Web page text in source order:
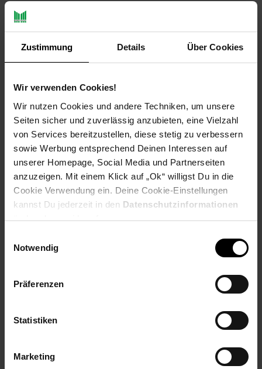
Zustimmung Details Über Cookies
Wir verwenden Cookies!
Wir nutzen Cookies und andere Techniken, um unsere
Seiten sicher und zuverlässig anzubieten, eine Vielzahl
von Services bereitzustellen, diese stetig zu verbessern
sowie Werbung entsprechend Deinen Interessen auf
unserer Homepage, Social Media und Partnerseiten
anzuzeigen. Mit einem Klick auf „Ok“ willigst Du in die
Cookie Verwendung ein. Deine Cookie-Einstellungen
kannst Du jederzeit in den Datenschutzinformationen
ändern bzw. widerrufen.
Notwendig
Präferenzen
Statistiken
Marketing
Payback Punkte Basis°Punkte:
27
Extra°Punkte:
0
Produktbeschreibung
Entdecken Sie unsere kostengünstige und praktische 102-
Tintenserie. Die Tintenflaschen in vier Farben kombinieren
Farbstoff- und Pigmenttinte und eignen sich ganz besonders
einzigen Tintensatz können Sie Tausende von Seiten drucken,
ohne eine Tintenpatrone wechseln zu müssen. Und wenn Sie
Artikel gehört zur Kategorie: